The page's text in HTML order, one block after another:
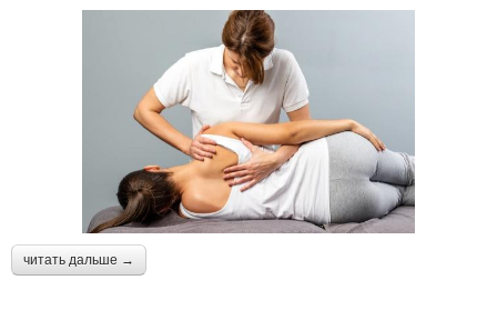
читать дальше →